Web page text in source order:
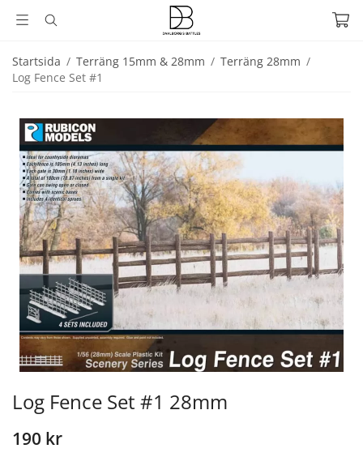
Startsida / Terräng 15mm & 28mm / Terräng 28mm /
Log Fence Set #1
Log Fence Set #1 28mm
190 kr